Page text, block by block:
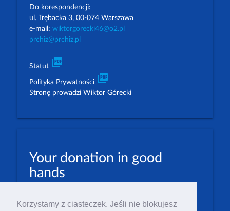
Korzystamy z ciasteczek. Jeśli nie blokujesz
Do korespondencji:
ul. Trębacka 3, 00-074 Warszawa
e-mail: wiktorgorecki46@o2.pl
prchiz@prchiz.pl
Statut picture_as_pdf
Polityka Prywatności picture_as_pdf
Stronę prowadzi Wiktor Górecki
Your donation in good
hands